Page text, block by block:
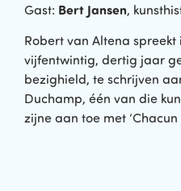
Gast: Bert Jansen,
Robert van Altena spreekt
vijfentwintig, dertig jaar
bezighield, te schrijven
Duchamp, één van die
zijne aan toe met